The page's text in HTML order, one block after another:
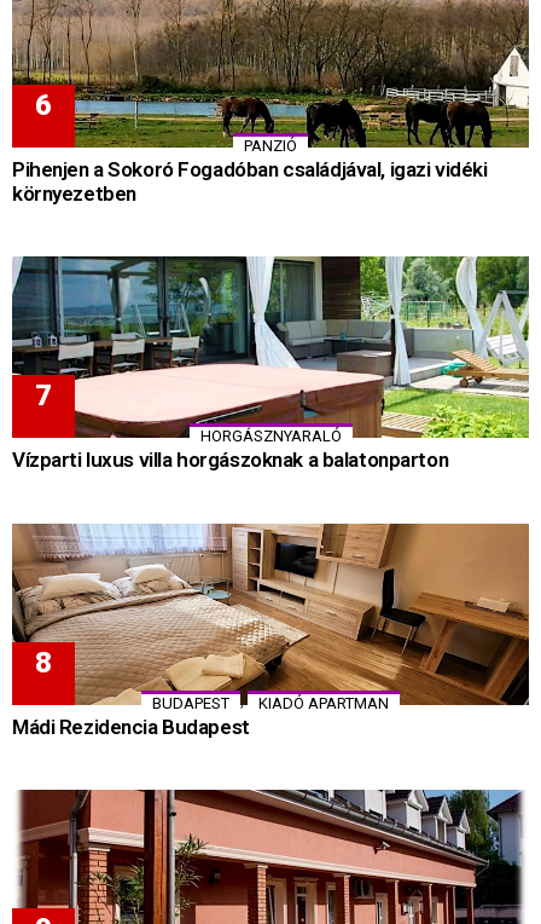
PANZIÓ
Pihenjen a Sokoró Fogadóban családjával, igazi vidéki
környezetben
HORGÁSZNYARALÓ
Vízparti luxus villa horgászoknak a balatonparton
BUDAPEST , KIADÓ APARTMAN
Mádi Rezidencia Budapest